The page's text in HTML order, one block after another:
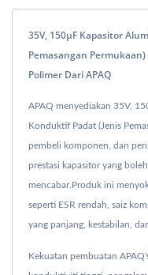
35V, 150μF Kapasitor
Pemasangan
Polimer Dari APAQ
APAQ menyediakan 35V,
Konduktif Padat (Jenis
pembeli komponen, dan
prestasi kapasitor yang
mencabar.Produk ini
seperti ESR rendah, saiz
yang panjang, kestabilan,
Kekuatan pembuatan